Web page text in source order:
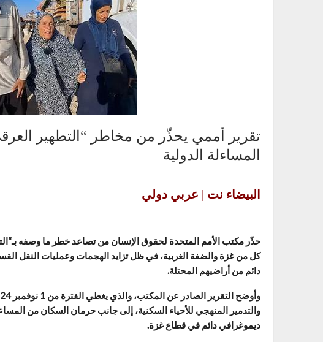
تقرير أممي يحذّر من مخاطر “التطهير
المساءلة الدولية
البيضاء نت | عربي دولي
حذّر مكتب الأمم المتحدة لحقوق الإنسان من تصاعد خطر ما وصفه
كل من غزة والضفة الغربية، في ظل تزايد الهجمات وعمليات النقل
دائم من أراضيهم المحتلة.
والتدمير المنهجي للأحياء السكنية، إلى جانب حرمان السكان من
ديموغرافي دائم في قطاع غزة.